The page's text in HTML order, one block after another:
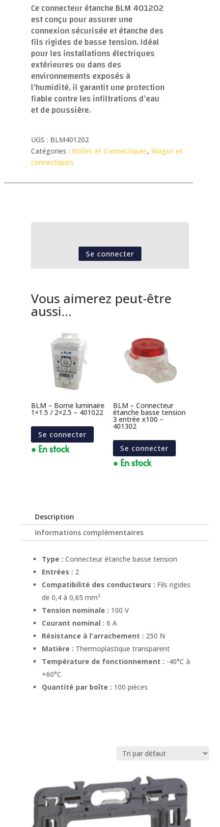
Ce connecteur étanche BLM 401202
est conçu pour assurer une
connexion sécurisée et étanche des
fils rigides de basse tension.Idéal
pour les installations électriques
extérieures ou dans des
environnements exposés à
l’humidité, il garantit une protection
fiable contre les infiltrations d’eau
et de poussière.
UGS : BLM401202
Catégories : Boîtes et Connectiques, Wagos et
connectiques
Se connecter
Vous aimerez peut-être
aussi…
BLM – Borne luminaire
1×1.5 / 2×2.5 – 401022
Se connecter
● En stock
BLM – Connecteur
étanche basse tension
3 entrée x100 –
401302
Se connecter
● En stock
Description
Informations complémentaires
Type : Connecteur étanche basse tension
Entrées : 2
Compatibilité des conducteurs : Fils rigides
de 0,4 à 0,65 mm²
Tension nominale : 100 V
Courant nominal : 6 A
Résistance à l'arrachement : 250 N
Matière : Thermoplastique transparent
Température de fonctionnement : -40°C à
+60°C
Quantité par boîte : 100 pièces